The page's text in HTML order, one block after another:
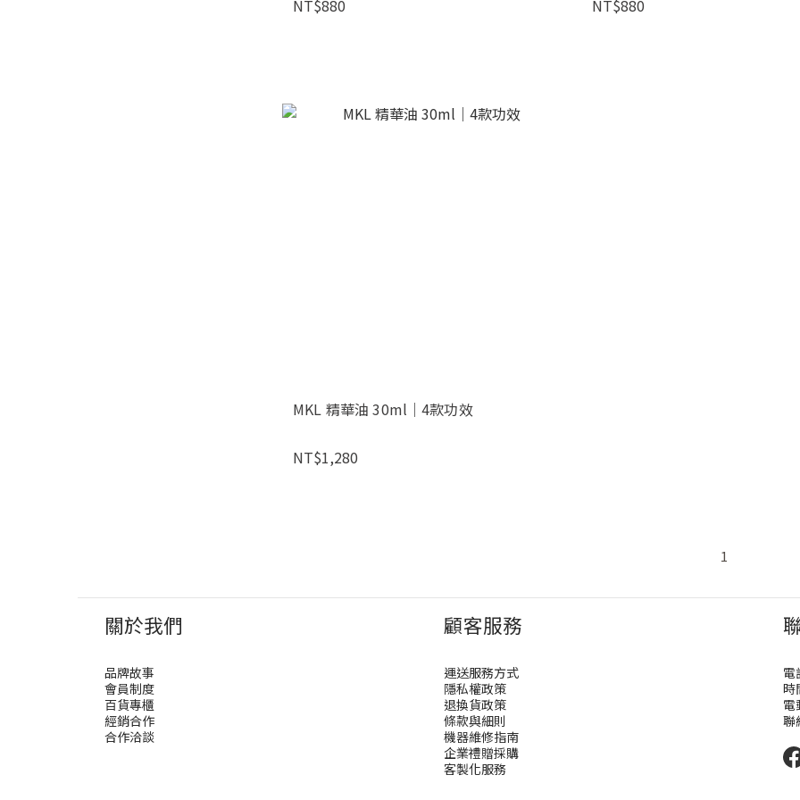
NT$880
NT$880
MKL 精華油 30ml｜4款功效
NT$1,280
1
關於我們
品牌故事
會員制度
百貨專櫃
經銷合作
合作洽談
顧客服務
運送服務方式
隱私權政策
退換貨政策
條款與細則
機器維修指南
企業禮贈採購
客製化服務
電
時
電
聯